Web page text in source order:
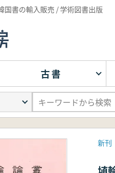
国書の輸入販売 / 学術図書出版
古書
新刊